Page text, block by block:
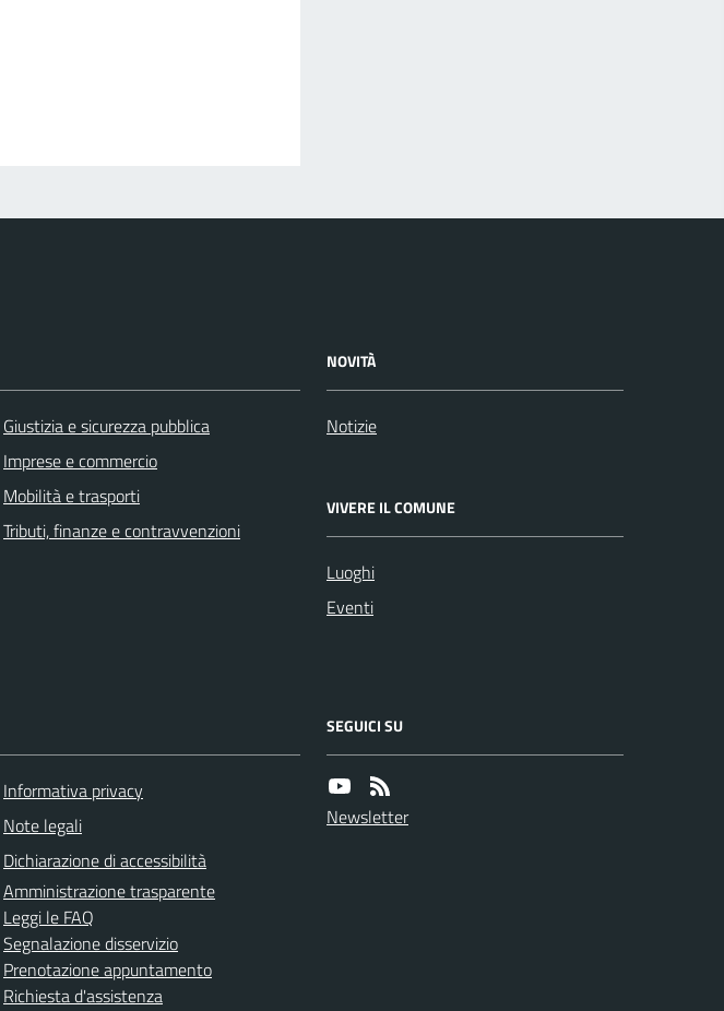
Giustizia e sicurezza pubblica
Imprese e commercio
Mobilità e trasporti
Tributi, finanze e contravvenzioni
NOVITÀ
Notizie
VIVERE IL COMUNE
Luoghi
Eventi
Informativa privacy
Note legali
Dichiarazione di accessibilità
Amministrazione trasparente
Leggi le FAQ
Segnalazione disservizio
Prenotazione appuntamento
Richiesta d'assistenza
SEGUICI SU
Newsletter